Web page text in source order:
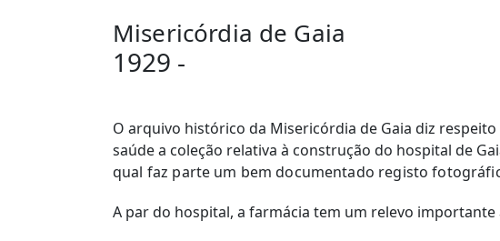
Misericórdia de Gaia
1929 -
O arquivo histórico da Misericórdia de Gaia diz
saúde a coleção relativa à construção do hospital de
qual faz parte um bem documentado registo
A par do hospital, a farmácia tem um relevo